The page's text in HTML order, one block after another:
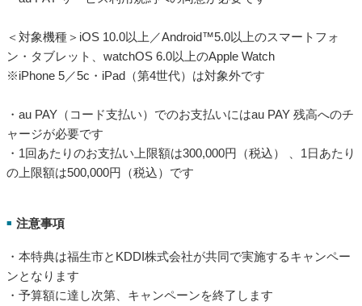
＜対象機種＞iOS 10.0以上／Android™5.0以上のスマートフォ
ン・タブレット、watchOS 6.0以上のApple Watch
※iPhone 5／5c・iPad（第4世代）は対象外です
・au PAY（コード支払い）でのお支払いにはau PAY 残高へのチ
ャージが必要です
・1回あたりのお支払い上限額は300,000円（税込） 、1日あたり
の上限額は500,000円（税込）です
■ 注意事項
・本特典は福生市とKDDI株式会社が共同で実施するキャンペー
ンとなります
・予算額に達し次第、キャンペーンを終了します